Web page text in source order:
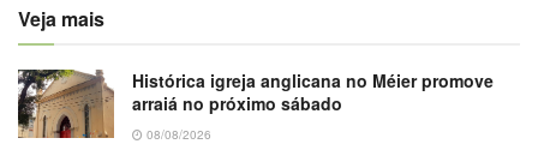
Veja mais
Histórica igreja anglicana no Méier promove
arraiá no próximo sábado
08/08/2026